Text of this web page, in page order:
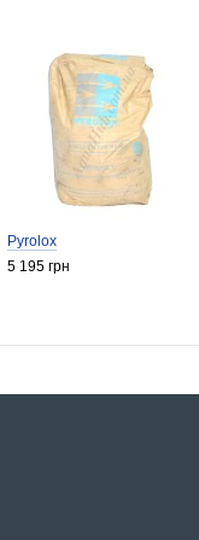
Pyrolox
5 195 грн